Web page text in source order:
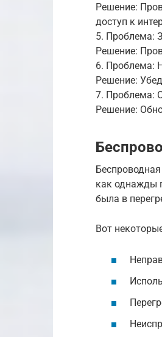
Решение:
доступ к
5. Проблема:
Решение:
6. Проблема:
Решение:
7. Проблема:
Решение:
как однажды
была в
Вот